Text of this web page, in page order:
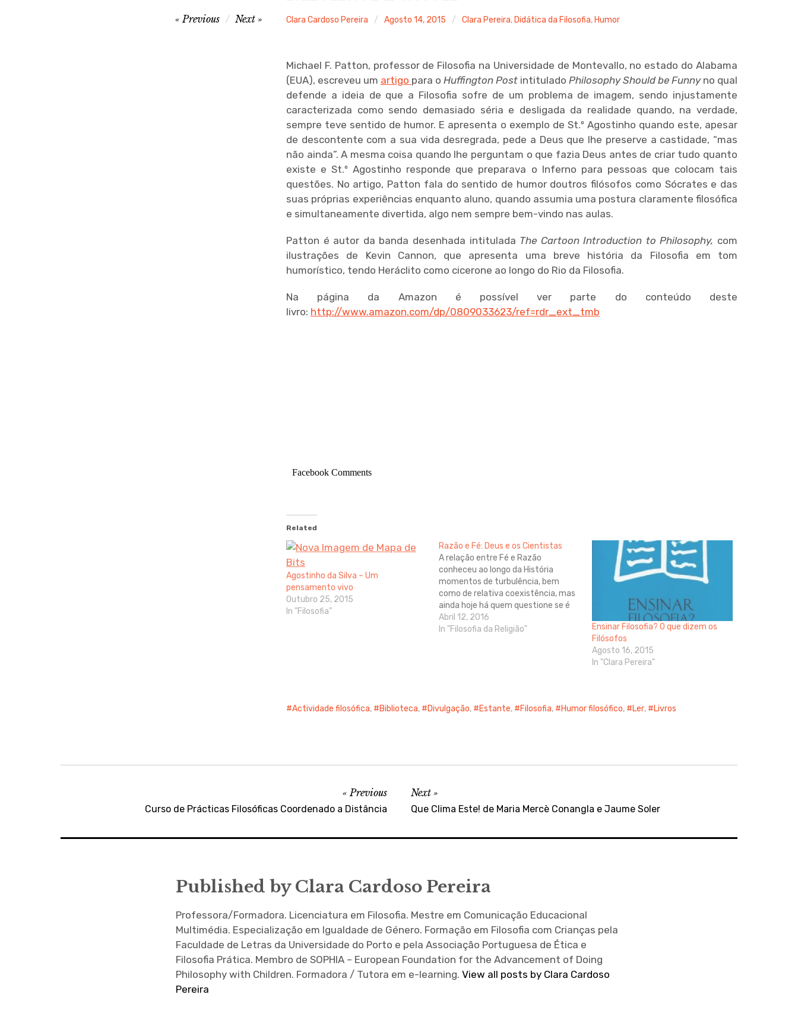
Clara Cardoso Pereira Agosto 14, 2015 Clara Pereira, Didática da Filosofia, Humor
Previous Next
Michael F. Patton, professor de Filosofia na Universidade de Montevallo, no estado do Alabama
(EUA), escreveu um artigo para oHuffington Post intituladoPhilosophy Should be Funnyno qual
defende a ideia de que a Filosofia sofre de um problema de imagem, sendo injustamente
caracterizada como sendo demasiado séria e desligada da realidade quando, na verdade,
sempre teve sentido de humor. E apresenta o exemplo de St.º Agostinho quando este, apesar
de descontente com a sua vida desregrada, pede a Deus que lhe preserve a castidade, “mas
não ainda”. A mesma coisa quando lhe perguntam o que fazia Deus antes de criar tudo quanto
existe e St.º Agostinho responde que preparava o Inferno para pessoas que colocam tais
questões. No artigo, Patton fala do sentido de humor doutros filósofos como Sócrates e das
suas próprias experiências enquanto aluno, quando assumia uma postura claramente filosófica
e simultaneamente divertida, algo nem sempre bem-vindo nas aulas.
Patton é autor da banda desenhada intitulada The Cartoon Introduction to Philosophy, com
ilustrações de Kevin Cannon, que apresenta uma breve história da Filosofia em tom
humorístico, tendo Heráclito como cicerone ao longo do Rio da Filosofia.
Na página da Amazon é possível ver parte do conteúdo deste
livro: http://www.amazon.com/dp/0809033623/ref=rdr_ext_tmb
Facebook Comments
Related
Agostinho da Silva – Um
pensamento vivo
Outubro 25, 2015
In "Filosofia"
Razão e Fé: Deus e os Cientistas
A relação entre Fé e Razão
conheceu ao longo da História
momentos de turbulência, bem
como de relativa coexistência, mas
ainda hoje há quem questione se é
possível crer em Deus e manter um
espírito científico baseado no
Abril 12, 2016
In "Filosofia da Religião"
Ensinar Filosofia? O que dizem os
Filósofos
Agosto 16, 2015
In "Clara Pereira"
Actividade filosófica, Biblioteca, Divulgação, Estante, Filosofia, Humor filosófico, Ler, Livros
Previous
Curso de Prácticas Filosóficas Coordenado a Distância
Next
Que Clima Este! de Maria Mercè Conangla e Jaume Soler
Published by Clara Cardoso Pereira
Professora/Formadora. Licenciatura em Filosofia. Mestre em Comunicação Educacional
Multimédia. Especialização em Igualdade de Género. Formação em Filosofia com Crianças pela
Faculdade de Letras da Universidade do Porto e pela Associação Portuguesa de Ética e
Filosofia Prática. Membro de SOPHIA – European Foundation for the Advancement of Doing
Philosophy with Children. Formadora / Tutora em e-learning. View all posts by Clara Cardoso
Pereira